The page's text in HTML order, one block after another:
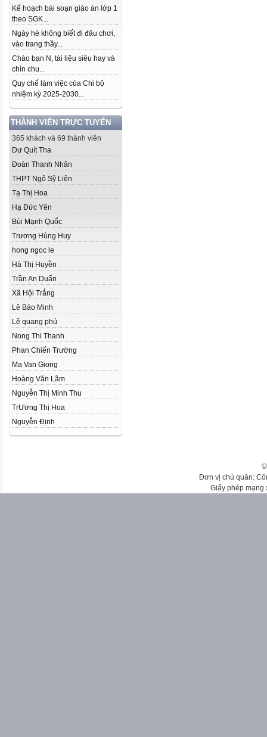
Kế hoạch bài soạn giáo án lớp 1
theo SGK...
Ngày hè không biết đi đâu chơi,
vào trang thầy...
Chào bạn N, tài liệu siêu hay và
chỉn chu...
Quy chế làm việc của Chi bộ
nhiệm kỳ 2025-2030...
THÀNH VIÊN TRỰC TUYẾN
365 khách và 69 thành viên
Dư Quít Tha
Đoàn Thanh Nhân
THPT Ngô Sỹ Liên
Tạ Thị Hoa
Hạ Đức Yên
Bùi Mạnh Quốc
Trương Hùng Huy
hong ngoc le
Hà Thị Huyền
Trần An Duẩn
Xã Hội Trắng
Lê Bảo Minh
Lê quang phú
Nong Thi Thanh
Phan Chiến Trường
Ma Van Giong
Hoàng Văn Lãm
Nguyễn Thị Minh Thu
Tr­Ương Thị Hoa
Nguyễn Định
Đơn vị chủ quản:
Giấy phép mạng